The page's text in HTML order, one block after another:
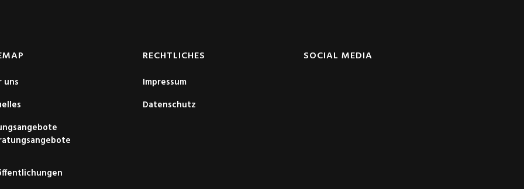
uns
RECHTLICHES
Impressum
Datenschutz
SOCIAL MEDIA